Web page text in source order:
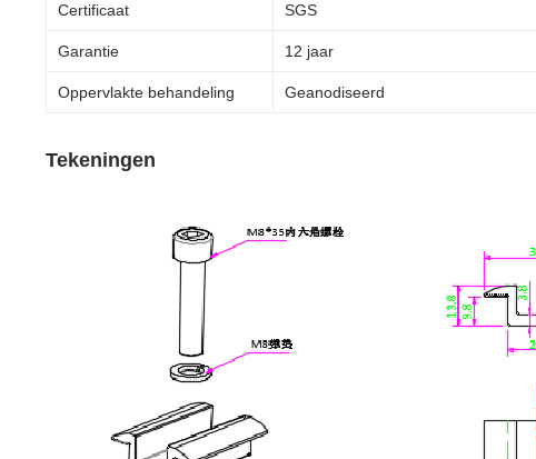
Certificaat SGS
Garantie 12 jaar
Oppervlakte behandeling Geanodiseerd
Tekeningen